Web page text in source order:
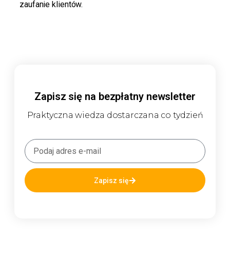
zaufanie klientów.
Zapisz się na bezpłatny newsletter
Praktyczna wiedza dostarczana co tydzień
Zapisz się